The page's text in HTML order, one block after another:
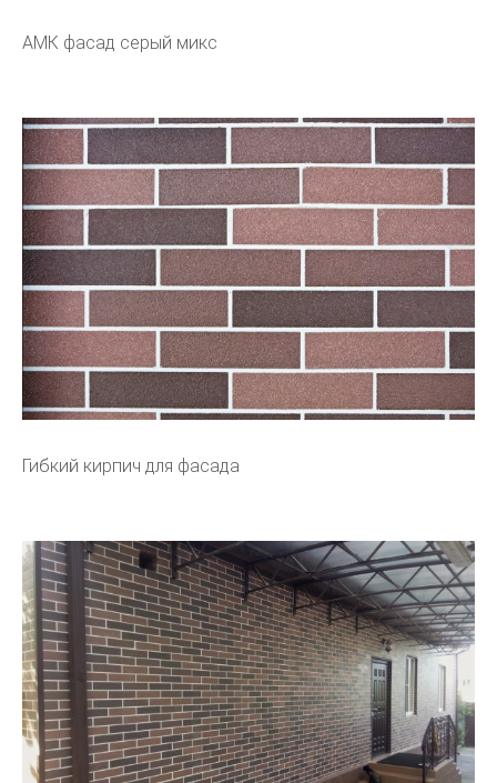
АМК фасад серый микс
Гибкий кирпич для фасада